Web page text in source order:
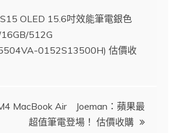
OLED 15.6吋效能筆電銀色
512G
0152S13500H) 估價收
MacBook Air Joeman：蘋果最
超值筆電登場！ 估價收購